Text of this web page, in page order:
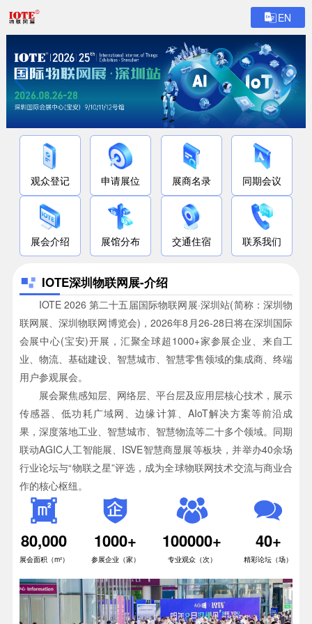
EN
观众登记 申请展位 展商名录 同期会议
展会介绍 展馆分布 交通住宿 联系我们
IOTE深圳物联网展-介绍
IOTE 2026 第二十五届国际物联网展·深圳站(简称：深圳物
联网展、深圳物联网博览会)，2026年8月26-28日将在深圳国际
会展中心(宝安)开展，汇聚全球超1000+家参展企业、来自工
业、物流、基础建设、智慧城市、智慧零售领域的集成商、终端
用户参观展会。
展会聚焦感知层、网络层、平台层及应用层核心技术，展示
传感器、低功耗广域网、边缘计算、AIoT解决方案等前沿成
果，深度落地工业、智慧城市、智慧物流等二十多个领域。同期
联动AGIC人工智能展、ISVE智慧商显展等板块，并举办40余场
行业论坛与“物联之星”评选，成为全球物联网技术交流与商业合
作的核心枢纽。
80,000
展会面积（m²）
1000+
参展企业（家）
100000+
专业观众（次）
40+
精彩论坛（场）